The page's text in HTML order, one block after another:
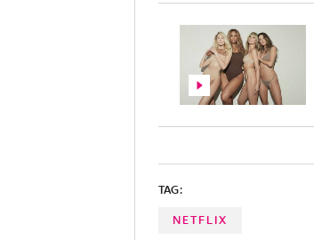
TAG:
NETFLIX